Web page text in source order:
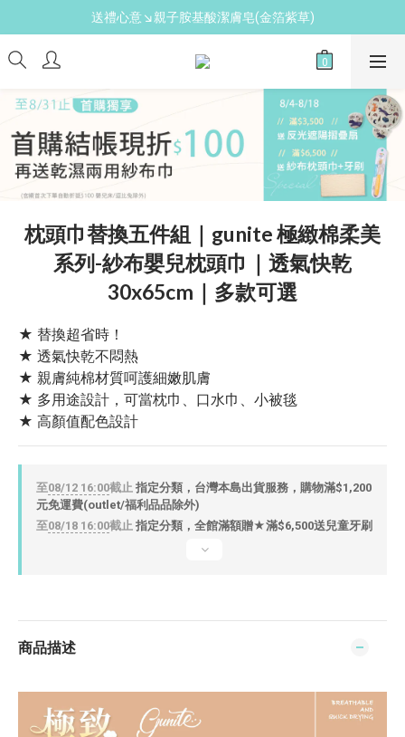
新手爸媽必備↘育兒懶人包
送禮心意↘親子胺基酸潔膚皂(金箔紫草)
新手爸媽必備↘育兒懶人包
枕頭巾替換五件組｜gunite 極緻棉柔美
系列-紗布嬰兒枕頭巾｜透氣快乾
30x65cm｜多款可選
★ 替換超省時！
★ 透氣快乾不悶熱
★ 親膚純棉材質呵護細嫩肌膚
★ 多用途設計，可當枕巾、口水巾、小被毯
★ 高顏值配色設計
至08/12 16:00截止 指定分類，台灣本島出貨服務，購物滿$1,200
元免運費(outlet/福利品品除外)
至08/18 16:00截止 指定分類，全館滿額贈★滿$6,500送兒童牙刷
商品描述